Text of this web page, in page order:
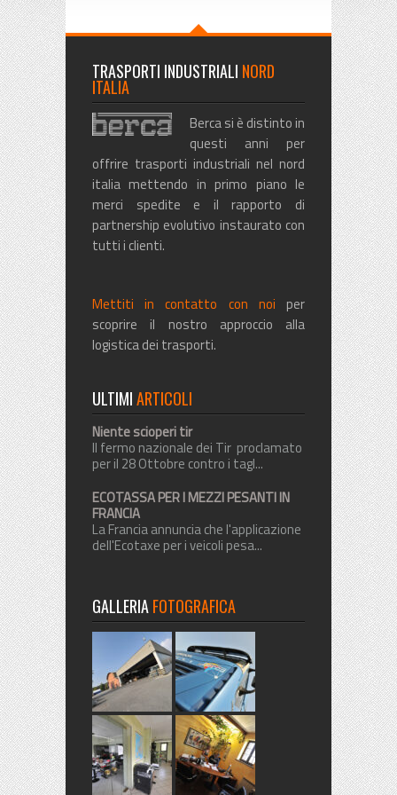
TRASPORTI INDUSTRIALI NORD
ITALIA
Berca si è distinto in
questi anni per
offrire trasporti industriali nel nord
italia mettendo in primo piano le
merci spedite e il rapporto di
partnership evolutivo instaurato con
tutti i clienti.
Mettiti in contatto con noi per
scoprire il nostro approccio alla
logistica dei trasporti.
ULTIMIARTICOLI
Niente scioperi tir
Il fermo nazionale dei Tir proclamato
per il 28 Ottobre contro i tagl...
ECOTASSA PER I MEZZI PESANTI IN
FRANCIA
La Francia annuncia che l'applicazione
dell'Ecotaxe per i veicoli pesa...
GALLERIAFOTOGRAFICA